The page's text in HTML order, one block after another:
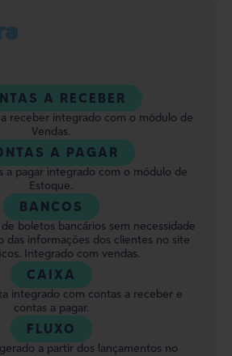
A RECEBER
receber integrado com o módulo de
Vendas.
A PAGAR
a pagar integrado com o módulo de
Estoque.
BANCOS
boletos bancários sem necessidade
das informações dos clientes no site
Integrado com vendas.
CAIXA
integrado com contas a receber e
contas a pagar.
FLUXO
a partir dos lançamentos no